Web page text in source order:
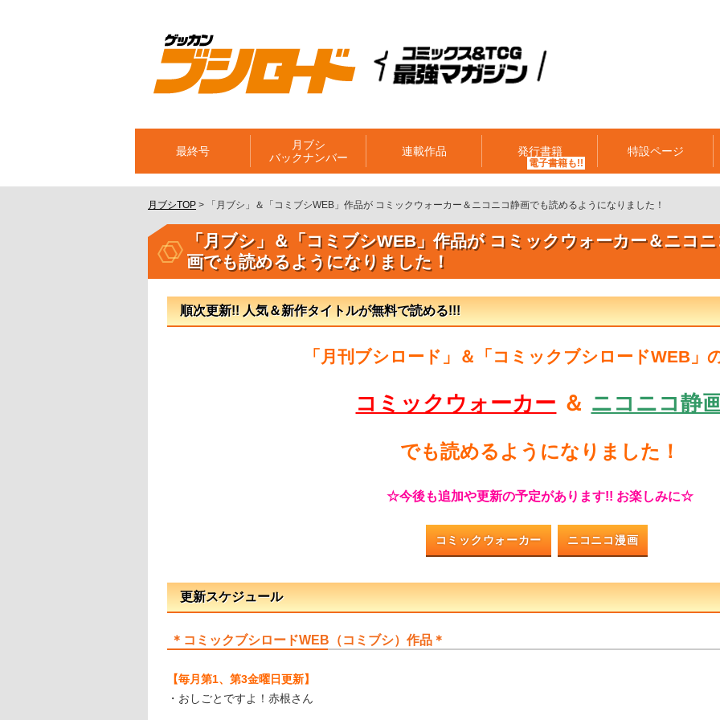
最終号
月ブシ
バックナンバー
連載作品 発行書籍 特設ページ
月ブシTOP > 「月ブシ」＆「コミブシWEB」作品が コミックウォーカー＆ニコニコ静画でも読めるようになりました！
「月ブシ」＆「コミブシWEB」作品が コミックウォーカー＆ニコ
画でも読めるようになりました！
順次更新!! 人気＆新作タイトルが無料で読める!!!
「月刊ブシロード」＆「コミックブシロードWEB」
コミックウォーカー ＆ ニコニコ静
でも読めるようになりました！
☆今後も追加や更新の予定があります!! お楽しみに☆
コミックウォーカー ニコニコ漫画
更新スケジュール
＊コミックブシロードWEB（コミブシ）作品＊
【毎月第1、第3金曜日更新】
・おしごとですよ！赤根さん